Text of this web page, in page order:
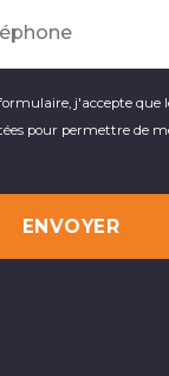
j'accepte que
pour permettre de